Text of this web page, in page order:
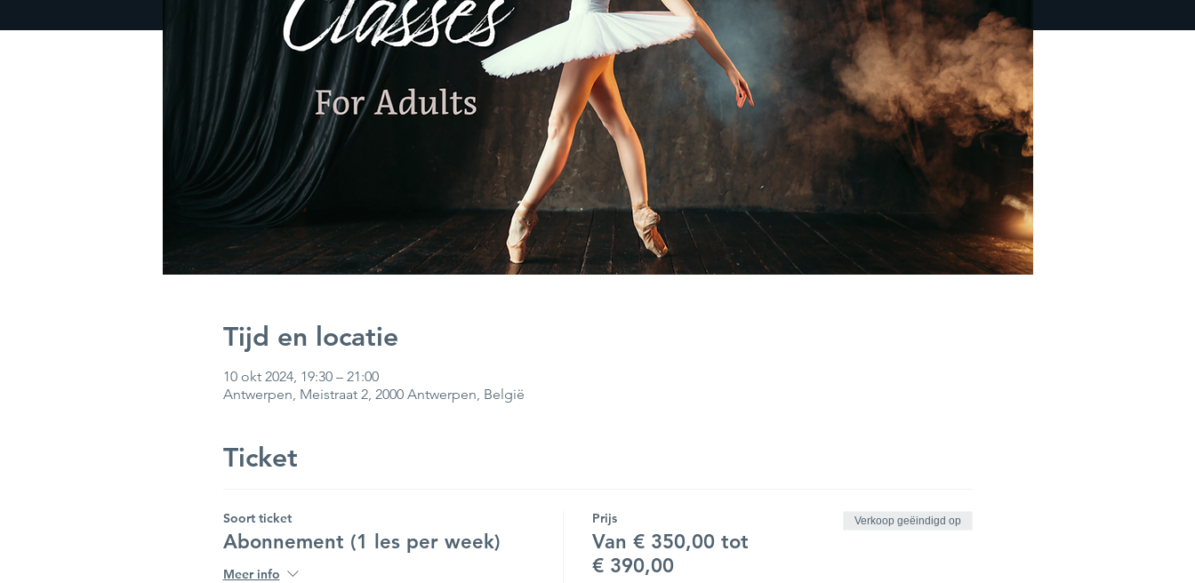
Tijd en locatie
10 okt 2024, 19:30 – 21:00
Antwerpen, Meistraat 2, 2000 Antwerpen, België
Ticket
Soort ticket
Abonnement (1 les per week)
Meer info
Prijs
Van € 350,00 tot
€ 390,00
Verkoop geëindigd op